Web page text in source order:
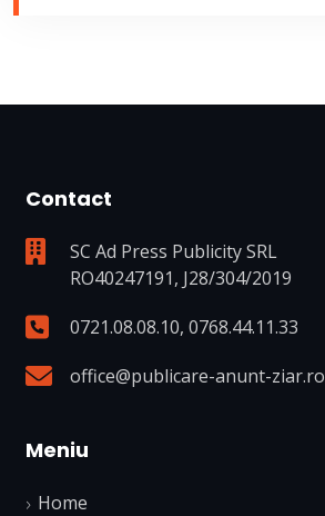
Contact
SC Ad Press Publicity SRL
RO40247191, J28/304/2019
0721.08.08.10, 0768.44.11.33
office@publicare-anunt-ziar.ro
Meniu
Home